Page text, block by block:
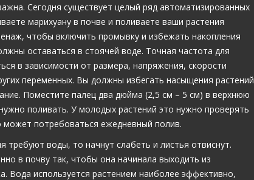
Сегодня существует целый ряд автоматизированных
марихуану в почве и поливаете ваши растения
чтобы включить промывку и избежать накопления
оставаться в стоячей воде. Точная частота для
в зависимости от размера, напряжения, скорости
переменных. Вы должны избегать насыщения растений
Поместите палец два дюйма (2,5 см – 5 см) в верхнюю
поливать. У молодых растений это нужно проверять
потребоваться ежедневный полив.
требуют воды, то начнут слабеть и листья отвиснут.
в почву так, чтобы она начинала выходить из
Вода используется растением наиболее эффективно,